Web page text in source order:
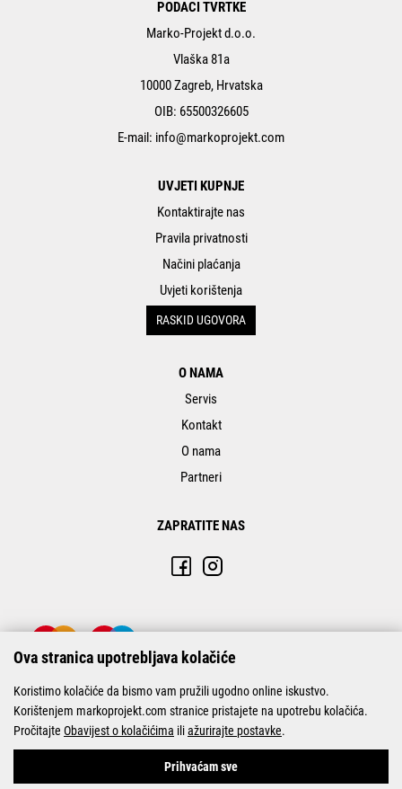
PODACI TVRTKE
Marko-Projekt d.o.o.
Vlaška 81a
10000 Zagreb, Hrvatska
OIB: 65500326605
E-mail: info@markoprojekt.com
UVJETI KUPNJE
Kontaktirajte nas
Pravila privatnosti
Načini plaćanja
Uvjeti korištenja
RASKID UGOVORA
O NAMA
Servis
Kontakt
O nama
Partneri
ZAPRATITE NAS
© Marko-Projekt 2026
Ova stranica upotrebljava kolačiće
Koristimo kolačiće da bismo vam pružili ugodno online iskustvo.
Korištenjem markoprojekt.com stranice pristajete na upotrebu kolačića.
Pročitajte Obavijest o kolačićima iliažurirajte postavke.
Prihvaćam sve